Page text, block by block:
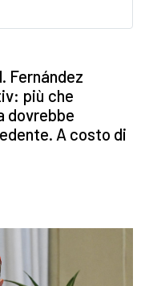
Fernández
più che
dovrebbe
A costo di